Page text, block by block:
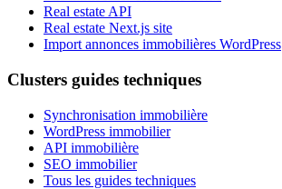
Real estate API
Real estate Next.js site
Import annonces immobilières WordPress
Clusters guides techniques
Synchronisation immobilière
WordPress immobilier
API immobilière
SEO immobilier
Tous les guides techniques